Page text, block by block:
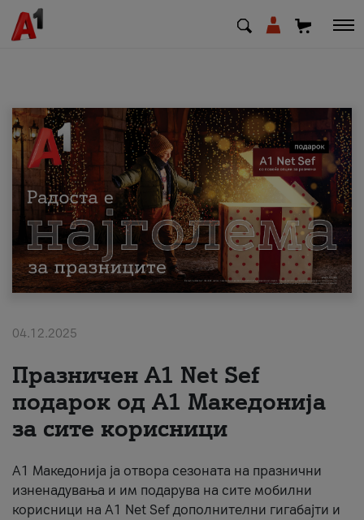
МК EN SQ
Приватни Деловни
Поддршка
Надополни кредит
За нас
#ПодобарОнлајн
04.12.2025
Празничен A1 Net Sеf
подарок од А1 Македонија
за сите корисници
А1 Македонија ја отвора сезоната на празнични
изненадувања и им подарува на сите мобилни
корисници на A1 Net Sef дополнителни гигабајти и